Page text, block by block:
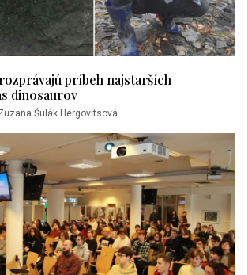
príbeh najstarších
dinosaurov
Šulák Hergovitsová